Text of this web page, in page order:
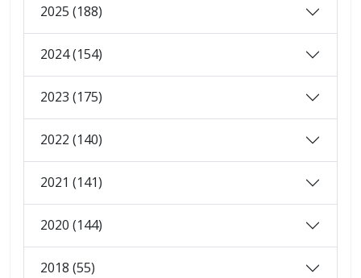
2025 (188)
2024 (154)
2023 (175)
2022 (140)
2021 (141)
2020 (144)
2018 (55)